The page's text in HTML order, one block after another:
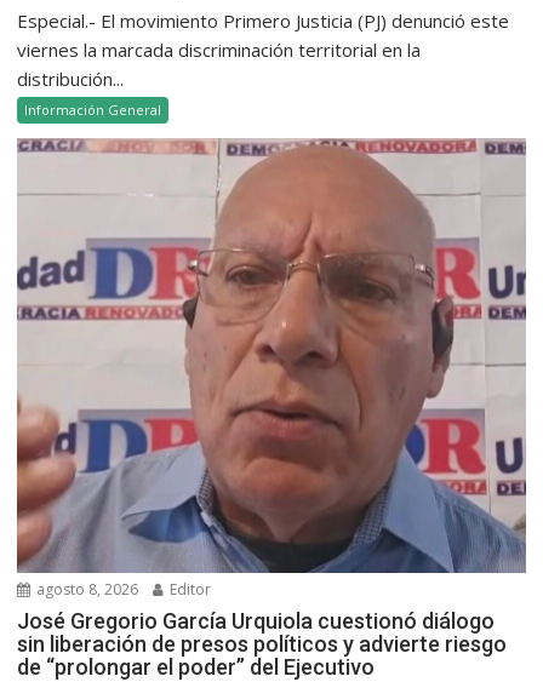
Especial.- El movimiento Primero Justicia (PJ) denunció este
viernes la marcada discriminación territorial en la
distribución...
Información General
agosto 8, 2026 Editor
José Gregorio García Urquiola cuestionó diálogo
sin liberación de presos políticos y advierte riesgo
de “prolongar el poder” del Ejecutivo